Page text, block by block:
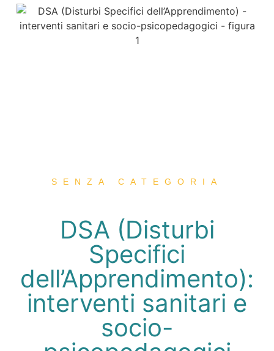
SENZA CATEGORIA
DSA (Disturbi
Specifici
dell’Apprendimento):
interventi sanitari e
socio-